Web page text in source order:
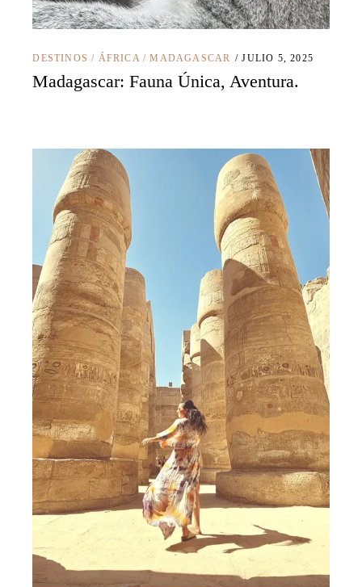
DESTINOS / ÁFRICA/MADAGASCAR JULIO 5, 2025
Madagascar: Fauna Única, Aventura.